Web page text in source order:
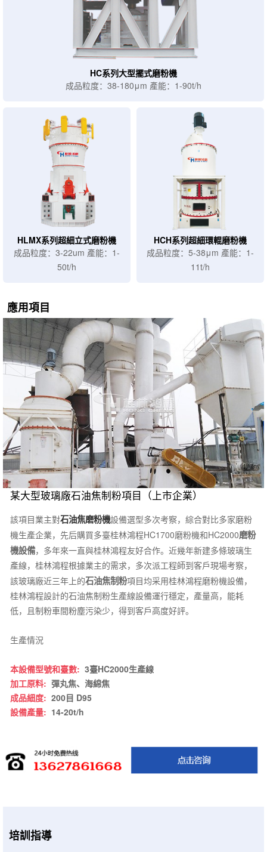
HC系列大型擺式磨粉機
成品粒度：38-180μm 產能：1-90t/h
HLMX系列超細立式磨粉機
成品粒度：3-22um 產能：1-
50t/h
HCH系列超細環輥磨粉機
成品粒度：5-38μm 產能：1-
11t/h
應用項目
某大型玻璃廠石油焦制粉項目（上市企業）
該項目業主對石油焦磨粉機設備選型多次考察，綜合對比多家磨粉
機生產企業，先后購買多臺桂林鴻程HC1700磨粉機和HC2000磨粉
機設備，多年來一直與桂林鴻程友好合作。近幾年新建多條玻璃生
產線，桂林鴻程根據業主的需求，多次派工程師到客戶現場考察，
該玻璃廠近三年上的石油焦制粉項目均采用桂林鴻程磨粉機設備，
桂林鴻程設計的石油焦制粉生產線設備運行穩定，產量高，能耗
低，且制粉車間粉塵污染少，得到客戶高度好評。
生產情況
本設備型號和臺數: 3臺HC2000生產線
加工原料: 彈丸焦、海綿焦
成品細度: 200目 D95
設備產量: 14-20t/h
培訓指導